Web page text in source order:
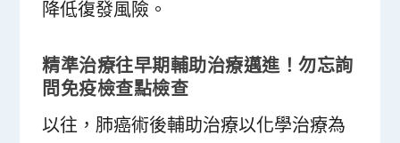
降低復發風險。
精準治療往早期輔助治療邁進！勿忘詢
問免疫檢查點檢查
以往，肺癌術後輔助治療以化學治療為